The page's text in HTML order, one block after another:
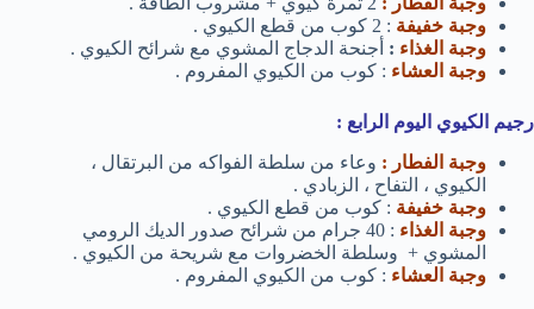
وجبة خفيفة : 2 كوب من قطع الكيوي .
وجبة الغذاء : أجنحة الدجاج المشوي مع شرائح الكيوي .
وجبة العشاء : كوب من الكيوي المفروم .
رجيم الكيوي اليوم الرابع :
وجبة الفطار : وعاء من سلطة الفواكه من البرتقال ،
الكيوي ، التفاح ، الزبادي .
وجبة خفيفة : كوب من قطع الكيوي .
وجبة الغذاء
: 40 جرام من شرائح صدور الديك الرومي
المشوي + وسلطة الخضروات مع شريحة من الكيوي .
وجبة العشاء : كوب من الكيوي المفروم .